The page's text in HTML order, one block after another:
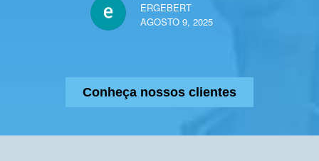
ERGEBERT
AGOSTO 9, 2025
Conheça nossos clientes